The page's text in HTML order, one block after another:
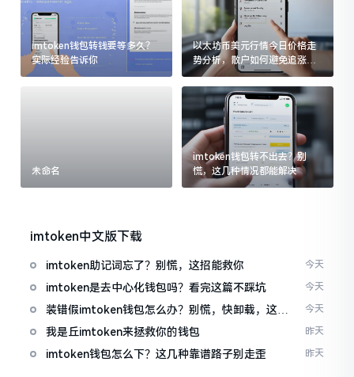
imtoken钱包转钱要等多久？
实际经验告诉你
以太坊币美元行情今日价格走
势分析，散户如何避免追涨杀
跌被套牢
未命名
imtoken钱包转不出去？别
慌，这几种情况都能解决
imtoken中文版下载
imtoken助记词忘了？别慌，这招能救你 今天
imtoken是去中心化钱包吗？看完这篇不踩坑 今天
装错假imtoken钱包怎么办？别慌，快卸载，这几
招能救急
今天
我是丘imtoken来拯救你的钱包 昨天
imtoken钱包怎么下？这几种靠谱路子别走歪 昨天